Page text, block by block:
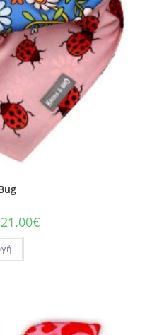
21.00€